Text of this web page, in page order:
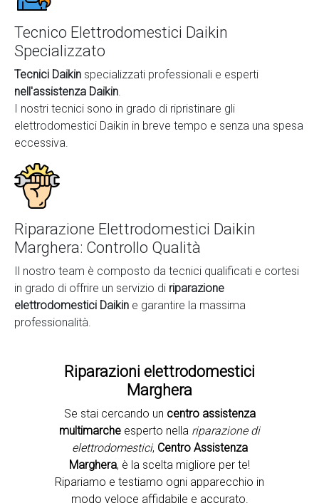
Tecnico Elettrodomestici Daikin
Specializzato
Tecnici Daikin specializzati professionali e esperti
nell'assistenza Daikin.
I nostri tecnici sono in grado di ripristinare gli
elettrodomestici Daikin in breve tempo e senza una spesa
eccessiva.
Riparazione Elettrodomestici Daikin
Marghera: Controllo Qualità
Il nostro team è composto da tecnici qualificati e cortesi
in grado di offrire un servizio di riparazione
elettrodomestici Daikin e garantire la massima
professionalità.
Second slide
Riparazioni elettrodomestici
Marghera
Se stai cercando un centro assistenza
multimarche esperto nella riparazione di
elettrodomestici, Centro Assistenza
Marghera, è la scelta migliore per te!
Ripariamo e testiamo ogni apparecchio in
modo veloce affidabile e accurato.